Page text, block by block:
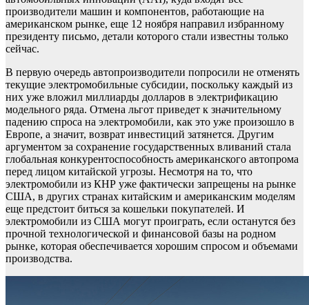
производители машин и компонентов, работающие на
американском рынке, еще 12 ноября направил избранному
президенту письмо, детали которого стали известны только
сейчас.
В первую очередь автопроизводители попросили не отменять
текущие электромобильные субсидии, поскольку каждый из
них уже вложил миллиарды долларов в электрификацию
модельного ряда. Отмена льгот приведет к значительному
падению спроса на электромобили, как это уже произошло в
Европе, а значит, возврат инвестиций затянется. Другим
аргументом за сохранение государственных вливаний стала
глобальная конкурентоспособность американского автопрома
перед лицом китайской угрозы. Несмотря на то, что
электромобили из КНР уже фактически запрещены на рынке
США, в других странах китайским и американским моделям
еще предстоит биться за кошельки покупателей. И
электромобили из США могут проиграть, если останутся без
прочной технологической и финансовой базы на родном
рынке, которая обеспечивается хорошим спросом и объемами
производства.